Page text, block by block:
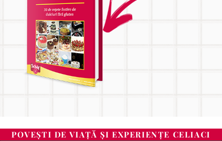
POVEȘTI DE VIAȚĂ ȘI EXPERIENȚE CELIACI